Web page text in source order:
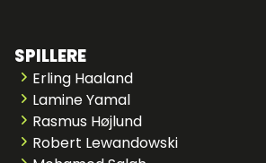
SPILLERE
Erling Haaland
Lamine Yamal
Rasmus Højlund
Robert Lewandowski